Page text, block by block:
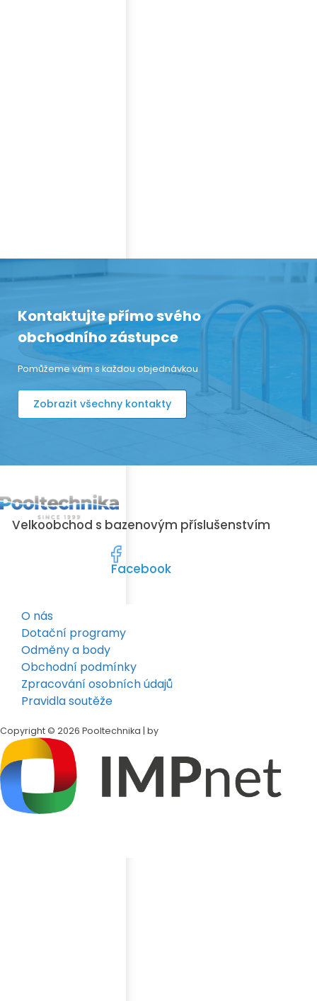
Kontaktujte přímo svého
obchodního zástupce
Pomůžeme vám s každou objednávkou
Zobrazit všechny kontakty
Velkoobchod s bazenovým příslušenstvím
Facebook
O nás
Dotační programy
Odměny a body
Obchodní podmínky
Zpracování osobních údajů
Pravidla soutěže
Copyright © 2026 Pooltechnika | by